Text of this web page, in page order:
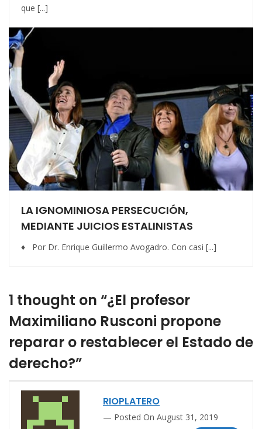
que [...]
LA IGNOMINIOSA PERSECUCIÓN,
MEDIANTE JUICIOS ESTALINISTAS
♦ Por Dr. Enrique Guillermo Avogadro. Con casi [...]
1 thought on “¿El profesor
Maximiliano Rusconi propone
reparar o restablecer el Estado de
derecho?”
RIOPLATERO
Posted On August 31, 2019